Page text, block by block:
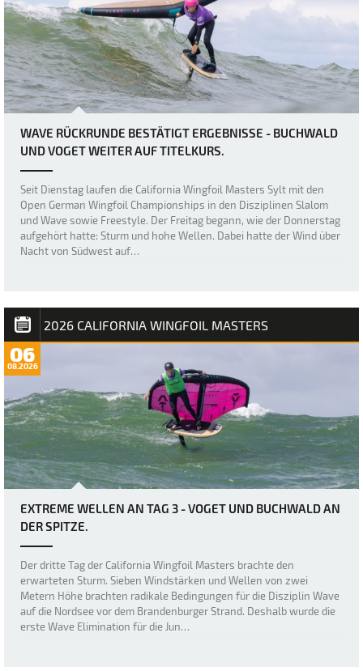
WAVE RÜCKRUNDE BESTÄTIGT ERGEBNISSE - BUCHWALD
UND VOGET WEITER AUF TITELKURS.
Seit Dienstag laufen die California Wingfoil Masters Sylt mit den
Open German Wingfoil Championships in den Disziplinen Slalom
und Wave sowie Freestyle. Der Freitag begann, wie der Donnerstag
aufgehört hatte: Sturm und hohe Wellen. Dabei hatte der Wind über
Nacht von Südwest auf…
2026 CALIFORNIA WINGFOIL MASTERS
06
08.2026
EXTREME WELLEN AN TAG 3 - VOGET UND BUCHWALD AN
DER SPITZE.
Der dritte Tag der California Wingfoil Masters brachte den
erwarteten Sturm. Sieben Windstärken und Wellen von zwei
Metern Höhe brachten radikale Bedingungen für die Disziplin Wave
auf die Nordsee vor dem Brandenburger Strand. Deshalb wurde die
erste Wave Elimination für die Jun…